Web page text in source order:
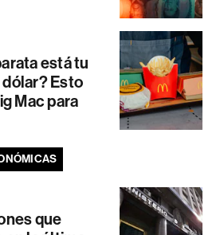
está tu
Esto
Mac para
que